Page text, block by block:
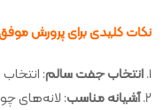
نکات کلیدی برای پرورش
۱. انتخاب جفت سالم:
۲. آشیانه مناسب: لانه‌های